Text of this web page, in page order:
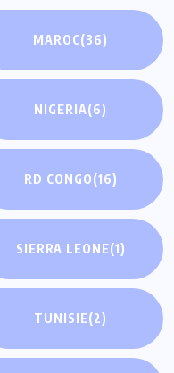
MAROC(36)
NIGERIA(6)
RD CONGO(16)
SIERRA LEONE(1)
TUNISIE(2)